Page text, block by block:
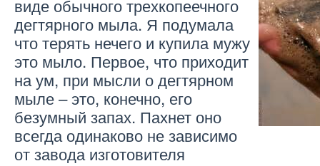
виде обычного трехкопеечного
дегтярного мыла. Я подумала
что терять нечего и купила мужу
это мыло. Первое, что приходит
на ум, при мысли о дегтярном
мыле – это, конечно, его
безумный запах. Пахнет оно
всегда одинаково не зависимо
от завода изготовителя